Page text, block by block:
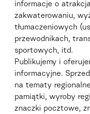
informacje o
zakwaterowaniu,
tłumaczeniowych
przewodnikach,
sportowych, itd.
Publikujemy i
informacyjne.
na tematy
pamiątki, wyroby
znaczki pocztowe,